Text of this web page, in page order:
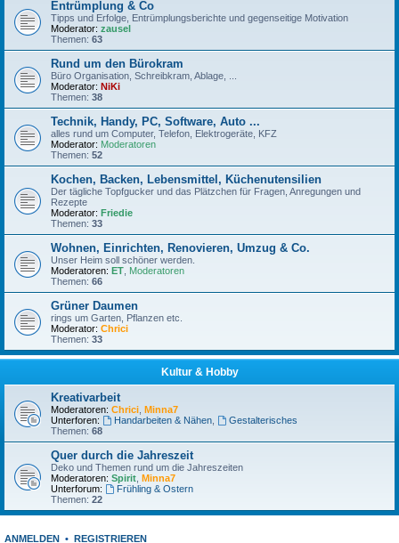
Entrümplung & Co
Tipps und Erfolge, Entrümplungsberichte und gegenseitige Motivation
Moderator: zausel
Themen: 63
Rund um den Bürokram
Büro Organisation, Schreibkram, Ablage, ...
Moderator: NiKi
Themen: 38
Technik, Handy, PC, Software, Auto ...
alles rund um Computer, Telefon, Elektrogeräte, KFZ
Moderator: Moderatoren
Themen: 52
Kochen, Backen, Lebensmittel, Küchenutensilien
Der tägliche Topfgucker und das Plätzchen für Fragen, Anregungen und
Rezepte
Moderator: Friedie
Themen: 33
Wohnen, Einrichten, Renovieren, Umzug & Co.
Unser Heim soll schöner werden.
Moderatoren: ET Moderatoren
Themen: 66
Grüner Daumen
rings um Garten, Pflanzen etc.
Moderator: Chrici
Themen: 33
Kultur & Hobby
Kreativarbeit
Moderatoren: Chrici Minna7
Unterforen:
Handarbeiten & Nähen,
Gestalterisches
Themen: 68
Quer durch die Jahreszeit
Deko und Themen rund um die Jahreszeiten
Moderatoren: Spirit Minna7
Unterforum:
Frühling & Ostern
Themen: 22
ANMELDEN • REGISTRIEREN